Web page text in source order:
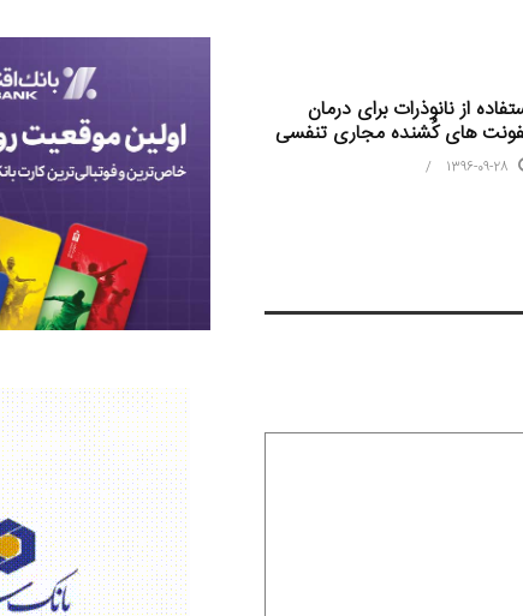
از نانوذرات برای درمان
های کُشنده مجاری تنفسی
1396-09-28